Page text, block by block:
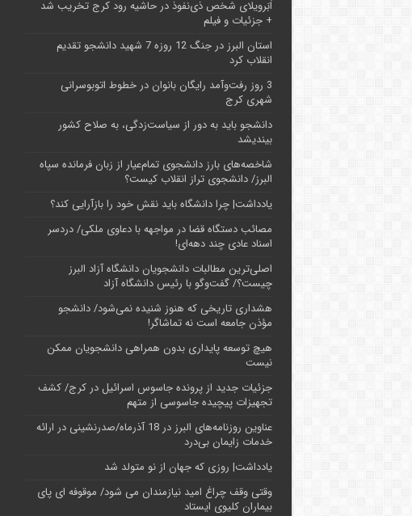
اَبَر‌ویلای شخص ذی‌نفوذ در حاشیه‌ رود کرج تخریب شد
+ جزئیات و فیلم
استان البرز در جنگ 12 روزه 7 شهید دانشجو تقدیم
انقلاب کرد
3 روز رفت‌وآمد رایگان بانوان در خطوط اتوبوسرانی
شهری کرج
دانشجو باید به دور از سیاست‌زدگی، به صلاح کشور
بیندیشد
شاخصه‌های بارز دانشجوی تمام‌عیار از زبان فرمانده سپاه
البرز/ دانشجوی تراز انقلاب کیست؟
یادداشت| چرا دانشگاه باید نقش خود را بازآرایی کند؟
مصائب دستگاه قضا در مواجهه با دعاوی ملکی/ دردسر
اسناد عادی چند‌ دهه‌ای!
اصلی‌ترین مطالبات دانشجویان دانشگاه آزاد البرز
چیست؟/ گفت‌وگو با رئیس دانشگاه آز‌اد
هشداری تاریخی که هنوز شنیده نمی‌شود/ دانشجو
مؤذن جامعه است نه تماشاگر!
هیچ توسعه پایداری بدون همراهی دانشجویان ممکن
نیست
جزئیات جدید از پرونده جاسوس اسرائیل در کرج/‌ کشف
تجهیزات پیچیده جاسوسی از متهم
عناوین روزنامه‌های البرز در ‌18 آذرماه/صدرنشینی در ارائه
خدمات زایمان بی‌درد
یادداشت| روزی که جهان از نو متولد شد
وقتی وقف چراغ امید نیازمندان می شود/ موقوفه ای پای
بیماران کلیوی ایستاد